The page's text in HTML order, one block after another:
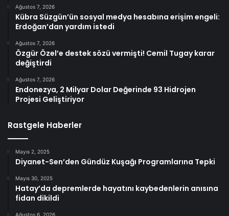
Ağustos 7, 2026
Kübra Süzgün’ün sosyal medya hesabına erişim engeli:
Erdoğan’dan yardım istedi
Ağustos 7, 2026
Özgür Özel’e destek sözü vermişti! Cemil Tugay karar
değiştirdi
Ağustos 7, 2026
Endonezya, 2 Milyar Dolar Değerinde 93 Hidrojen
Projesi Geliştiriyor
Rastgele Haberler
Mayıs 2, 2025
Diyanet-Sen’den Gündüz Kuşağı Programlarına Tepki
Mayıs 30, 2025
Hatay’da depremlerde hayatını kaybedenlerin anısına
fidan dikildi
Ağustos 6, 2026